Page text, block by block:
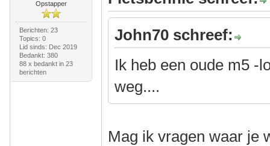
Opstapper
Berichten: 23
Topics: 0
Lid sinds: Dec 2019
Bedankt: 380
88 x bedankt in 23
berichten
John70 schreef:
Ik heb een oude m5 -
weg....
Mag ik vragen waar je